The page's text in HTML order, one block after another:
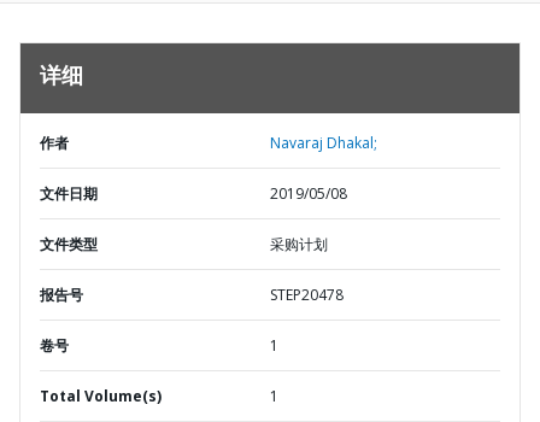
详细
作者 Navaraj Dhakal;
文件日期 2019/05/08
文件类型 采购计划
报告号 STEP20478
卷号 1
Total Volume(s) 1